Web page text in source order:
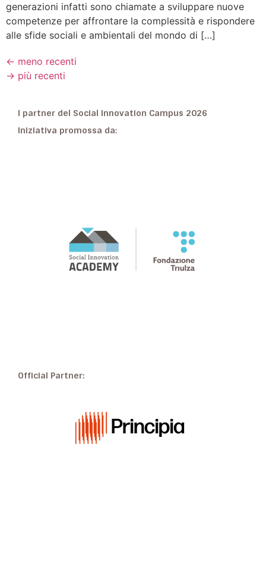
generazioni infatti sono chiamate a sviluppare nuove
competenze per affrontare la complessità e rispondere
alle sfide sociali e ambientali del mondo di […]
← meno recenti
→ più recenti
I partner del Social Innovation Campus 2026
Iniziativa promossa da:
Official Partner: